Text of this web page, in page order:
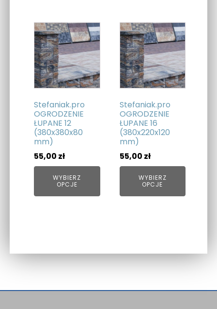
Stefaniak.pro
OGRODZENIE
ŁUPANE 12
(380x380x80
mm)
55,00 zł
WYBIERZ
OPCJE
Ten
produkt
ma
wiele
wariantów.
Opcje
można
wybrać
na
stronie
produktu
Stefaniak.pro
OGRODZENIE
ŁUPANE 16
(380x220x120
mm)
55,00 zł
WYBIERZ
OPCJE
Ten
produkt
ma
wiele
wariantów.
Opcje
można
wybrać
na
stronie
produktu